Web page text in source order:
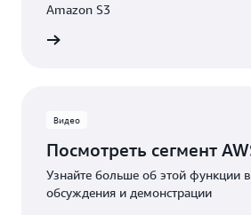
Amazon S3
Видео
Посмотреть сегмент
Узнайте больше об этой функции
обсуждения и демонстрации